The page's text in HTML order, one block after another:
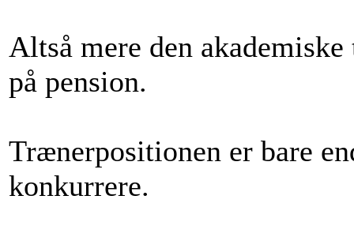
Altså mere den
på pension.
Trænerpositionen er bare
konkurrere.